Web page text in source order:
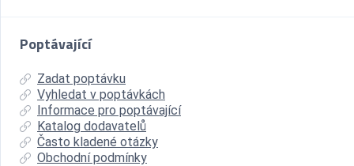
Poptávající
Zadat poptávku
Vyhledat v poptávkách
Informace pro poptávající
Katalog dodavatelů
Často kladené otázky
Obchodní podmínky